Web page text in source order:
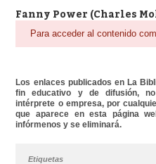
Fanny Power (Charles
Para acceder al contenido
Los enlaces publicados en La
fin educativo y de difusión,
intérprete o empresa, por
que aparece en esta página
infórmenos y se eliminará.
Etiquetas